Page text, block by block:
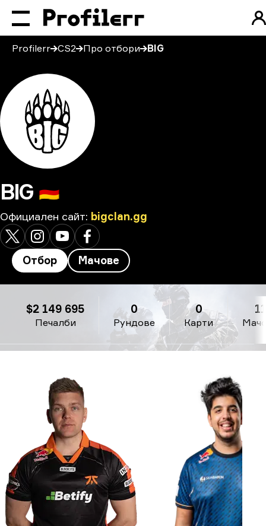
Profilerr CS2 Про отбори BIG
BIG 🇩🇪
Официален сайт: bigclan.gg
Отбор Мачове
Печалби
$2 149 695
Рундове
0
Карти
0 11